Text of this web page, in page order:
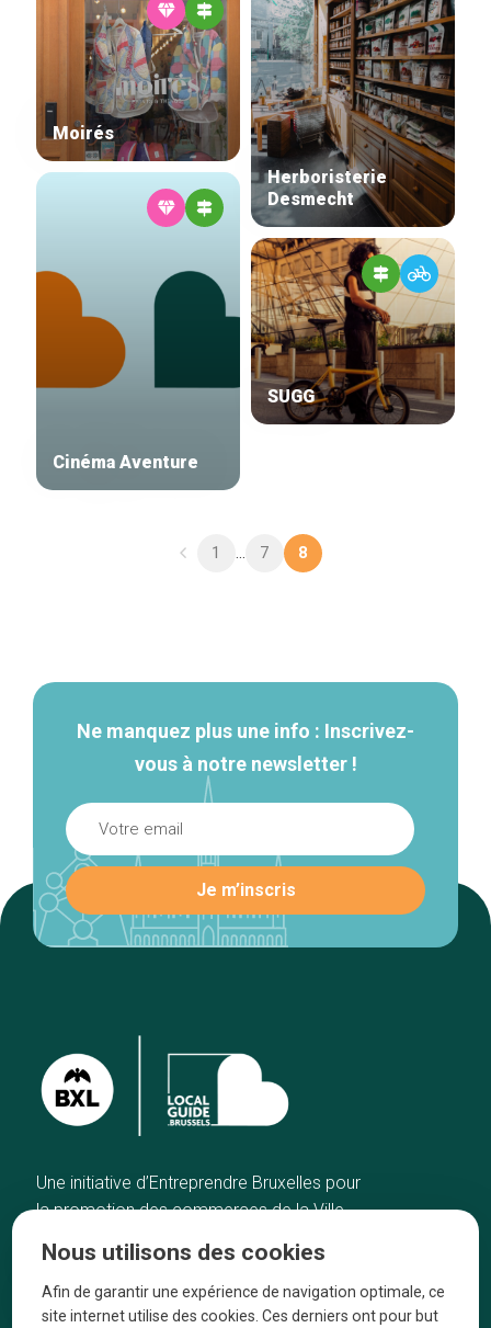
Tops 10
Artisans
A propos
Herboristerie
Desmecht
Moirés
Cinéma Aventure
SUGG
1 ... 7 8
Ne manquez plus une info : Inscrivez-
vous à notre newsletter !
Une initiative d’Entreprendre Bruxelles pour
la promotion des commerces de la Ville
Accueil
Bonnes adresses
Artisans
A propos
Nous utilisons des cookies
Afin de garantir une expérience de navigation optimale, ce
site internet utilise des cookies. Ces derniers ont pour but